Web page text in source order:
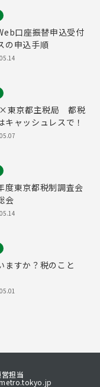
口座振替申込受付
の申込手順
東京都主税局 都税
キャッシュレスで！
度東京都税制調査会
会
ますか？税のこと
担当